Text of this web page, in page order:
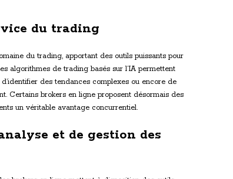
du trading
du trading, apportant des outils puissants pour
algorithmes de trading basés sur l’IA permettent
des tendances complexes ou encore de
Certains brokers en ligne proposent désormais des
un véritable avantage concurrentiel.
et de gestion des